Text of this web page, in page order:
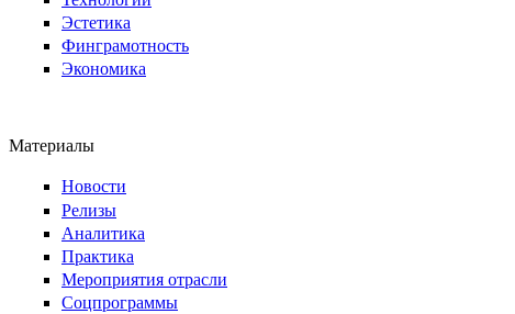
Эстетика
Финграмотность
Экономика
Материалы
Новости
Релизы
Аналитика
Практика
Мероприятия отрасли
Соцпрограммы